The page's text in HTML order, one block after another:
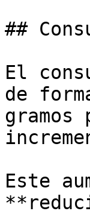
##
El
de
Este